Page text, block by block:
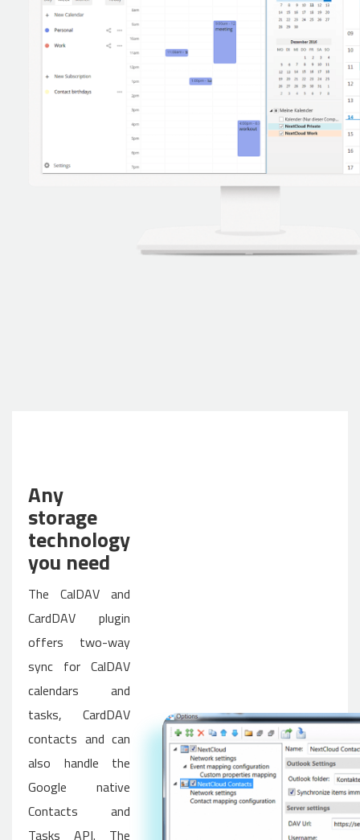
Any
storage
technology
you need
The CalDAV and
CardDAV plugin
offers two-way
sync for CalDAV
calendars and
tasks, CardDAV
contacts and can
also handle the
Google native
Contacts and
Tasks API. The